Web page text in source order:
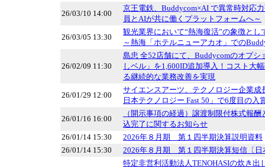
26/03/10 14:00
京王電鉄、Buddycom×AI で異常時対応
員とAIが共に働くプラットフォームへ～
26/03/05 13:30
観光業界において“熱海復活”の象徴とし
～熱海「ホテルニューアカオ」での
26/02/09 11:30
島忠 全52店舗にて、Buddycomのオプシ
しベル」を1,600ID追加導入！コスト大
る継続的な業務改善を実現
26/01/29 12:00
サイエンスアーツ、テクノロジー企業成
日本テクノロジー Fast 50」で6度目の入
26/01/16 16:00
（開示事項の経過）譲渡制限付株式報
込完了に関するお知らせ
26/01/14 15:30
2026年８月期 第１四半期決算説明資料
26/01/14 15:30
2026年８月期 第１四半期決算短信〔日
特定非営利活動法人TENOHASIの炊き出